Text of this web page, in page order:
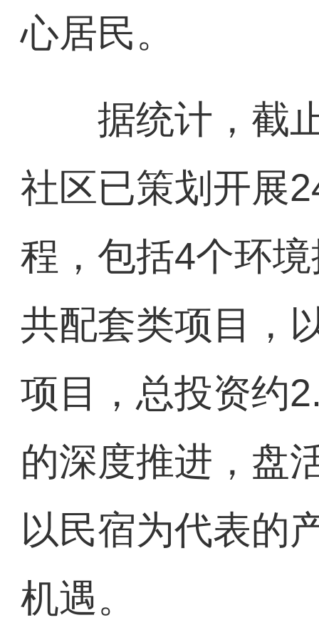
心居民。
据统计，截止
社区已策划开展
程，包括4个环
共配套类项目，
项目，总投资约
的深度推进，盘
以民宿为代表的
机遇。